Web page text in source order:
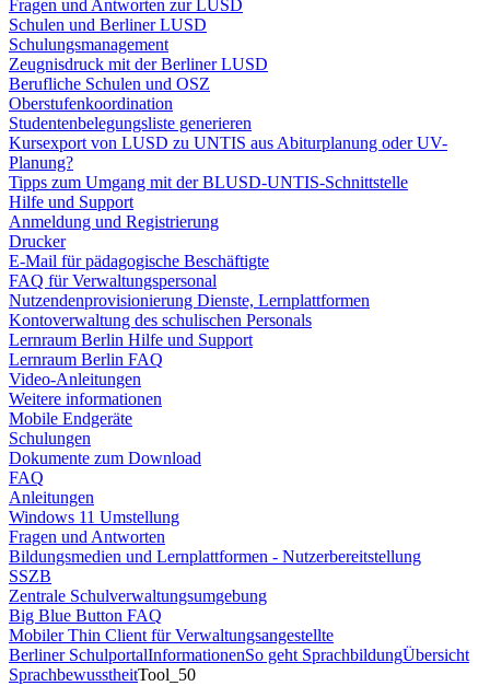
Fragen und Antworten zur LUSD
Schulen und Berliner LUSD
Schulungsmanagement
Zeugnisdruck mit der Berliner LUSD
Berufliche Schulen und OSZ
Oberstufenkoordination
Studentenbelegungsliste generieren
Kursexport von LUSD zu UNTIS aus Abiturplanung oder UV-
Planung?
Tipps zum Umgang mit der BLUSD-UNTIS-Schnittstelle
Hilfe und Support
Anmeldung und Registrierung
Drucker
E-Mail für pädagogische Beschäftigte
FAQ für Verwaltungspersonal
Nutzendenprovisionierung Dienste, Lernplattformen
Kontoverwaltung des schulischen Personals
Lernraum Berlin Hilfe und Support
Lernraum Berlin FAQ
Video-Anleitungen
Weitere informationen
Mobile Endgeräte
Schulungen
Dokumente zum Download
FAQ
Anleitungen
Windows 11 Umstellung
Fragen und Antworten
Bildungsmedien und Lernplattformen - Nutzerbereitstellung
SSZB
Zentrale Schulverwaltungsumgebung
Big Blue Button FAQ
Mobiler Thin Client für Verwaltungsangestellte
Berliner SchulportalInformationenSo geht SprachbildungÜbersicht
SprachbewusstheitTool_50